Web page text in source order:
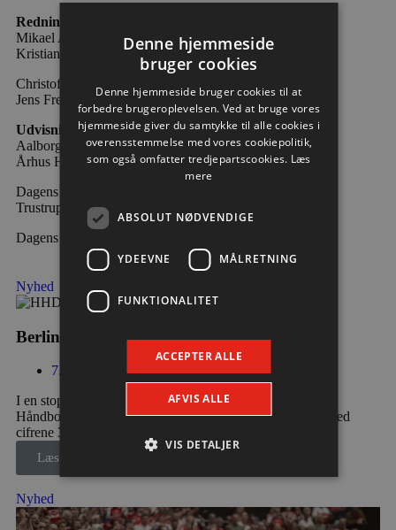
Redninger:
Mikael Aggefors: 9/21 (43 %)
Kristian Sæverås: 5/19 (26 %)
Christoffer Bonde: 10/23 (43 %)
Jens Fredsgaard: 2/17 (12 %)
Udvisninger:
Aalborg Håndbold: 2 x 2 min.
Århus Håndbold: 1 x 2 min.
Dagens dommere var Morten Lethan Albrechtsen og Mik
Trustrup.
Dagens tilskuertal i Jutlander Bank Arena var 4.753.
Nyhed
Berlin besejret i medrivende testkamp
7. august 2026
I en stopfyldt Sparekassen Danmark Arena fik Aalborg
Håndbold skovlen under de tyske gæster, der blev slået med
cifrene 30-28 efter pauseføring på 16-12.
Læs mere
Nyhed
Denne hjemmeside
bruger cookies
Denne hjemmeside bruger cookies til at
forbedre brugeroplevelsen. Ved at bruge vores
hjemmeside giver du samtykke til alle cookies i
overensstemmelse med vores cookiepolitik,
som også omfatter tredjepartscookies. Læs
mere
ABSOLUT NØDVENDIGE
YDEEVNE MÅLRETNING
FUNKTIONALITET
ACCEPTER ALLE
AFVIS ALLE
VIS DETALJER
Absolut nødvendige
Ydeevne